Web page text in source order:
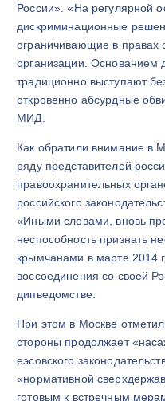
России». «На регулярной
дискриминационные
ограничивающие в правах
организации. Основанием
традиционно выступают
откровенно абсурдные
МИД.
Как обратили внимание в
ряду представителей
правоохранительных
российского
«Иными словами, вновь
неспособность признать
крымчанами в марте 2014
воссоединения со своей
дипведомстве.
При этом в Москве
стороны продолжает
еэсовского
«нормативной
готовым к встречным